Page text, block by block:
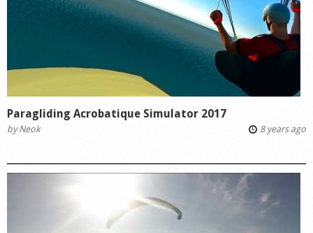
Paragliding Acrobatique Simulator 2017
byNeok 8 years ago